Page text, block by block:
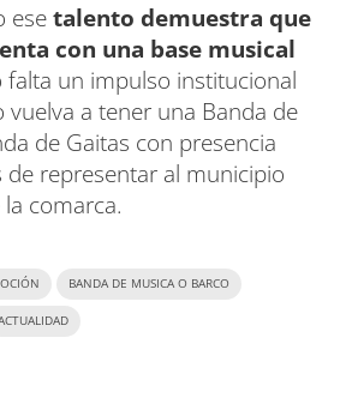
esetalento demuestra que
con una base musical
falta un impulso institucional
vuelva a tener una Banda de
de Gaitas con presencia
de representar al municipio
comarca.
BANDA DE MUSICA O BARCO